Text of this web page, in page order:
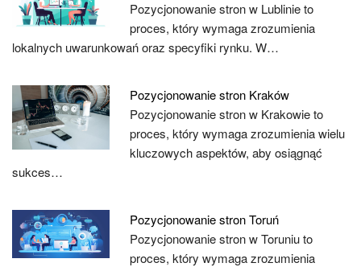
Pozycjonowanie stron w Lublinie to
proces, który wymaga zrozumienia
lokalnych uwarunkowań oraz specyfiki rynku. W…
Pozycjonowanie stron Kraków
Pozycjonowanie stron w Krakowie to
proces, który wymaga zrozumienia wielu
kluczowych aspektów, aby osiągnąć
sukces…
Pozycjonowanie stron Toruń
Pozycjonowanie stron w Toruniu to
proces, który wymaga zrozumienia